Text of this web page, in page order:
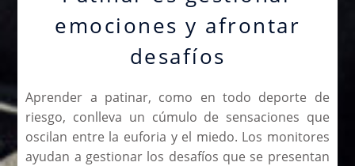
emociones y afrontar
desafíos
Aprender a patinar, como en todo deporte de
riesgo, conlleva un cúmulo de sensaciones que
oscilan entre la euforia y el miedo. Los monitores
ayudan a gestionar los desafíos que se presentan